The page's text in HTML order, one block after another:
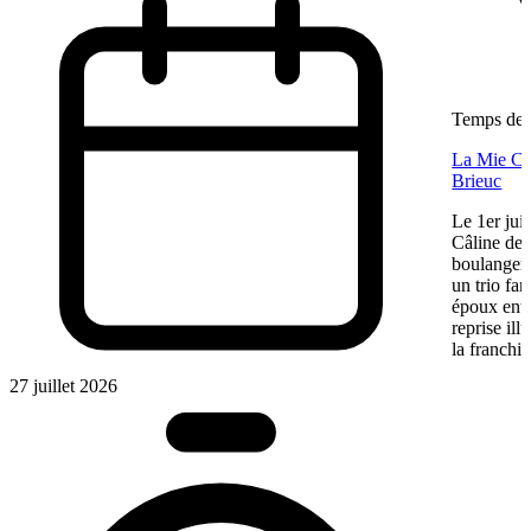
27 juillet 2026
Temps de
La Mie
Brieuc
Le 1er
Câline de
un trio
époux
reprise
la